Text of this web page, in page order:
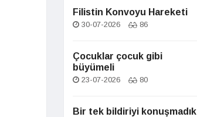
Filistin Konvoyu Hareketi
30-07-2026 86
Çocuklar çocuk gibi
büyümeli
23-07-2026 80
Bir tek bildiriyi konuşmadık